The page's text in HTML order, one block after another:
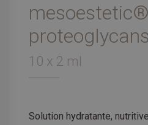
mesoestetic®
10 x 2 ml
Solution hydratante,